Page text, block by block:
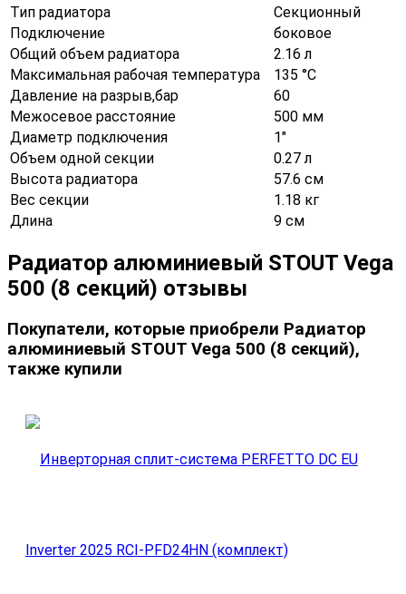
Тип радиатора
Секционный
Подключение
боковое
Общий объем радиатора
2.16 л
Максимальная рабочая температура
135 °С
Давление на разрыв,бар
60
Межосевое расстояние
500 мм
Диаметр подключения
1"
Объем одной секции
0.27 л
Высота радиатора
57.6 см
Вес секции
1.18 кг
Длина
9 см
Радиатор алюминиевый STOUT Vega
500 (8 секций) отзывы
Покупатели, которые приобрели Радиатор
алюминиевый STOUT Vega 500 (8 секций),
также купили